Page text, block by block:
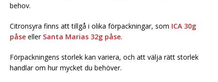
behov.
Citronsyra finns att tillgå i olika förpackningar, som ICA 30g
påse eller Santa Marias 32g påse.
Förpackningens storlek kan variera, och att välja rätt storlek
handlar om hur mycket du behöver.